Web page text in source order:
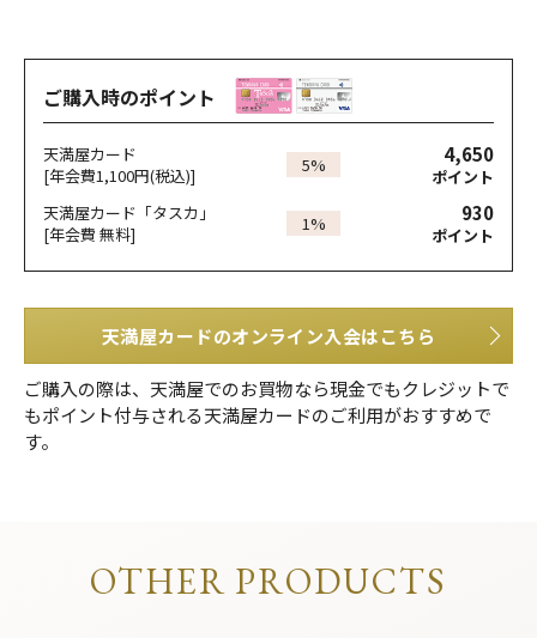
ご購入時のポイント
天満屋カード
[年会費1,100円(税込)]
5% 4,650
ポイント
天満屋カード「タスカ」
[年会費 無料]
1% 930
ポイント
天満屋カードのオンライン入会はこちら
ご購入の際は、天満屋でのお買物なら現金でもクレジットで
もポイント付与される天満屋カードのご利用がおすすめで
す。
OTHER PRODUCTS